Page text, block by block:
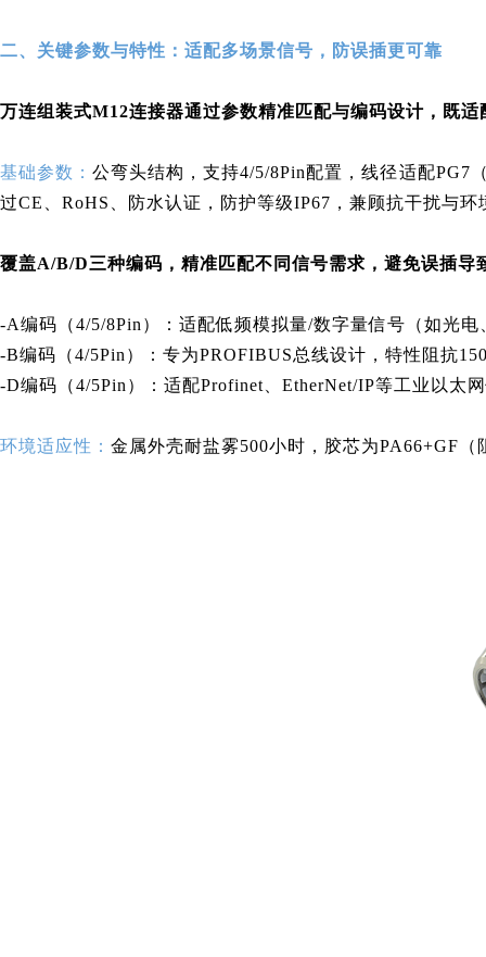
二、关键参数与特性：适配多场景信号，防误插更可靠
万连组装式M12连接器通过参数精准匹配与编码设计，既
基础参数：公弯头结构，支持4/5/8Pin配置，线径适配PG7
过CE、RoHS、防水认证，防护等级IP67，兼顾抗干扰与环
覆盖A/B/D三种编码，精准匹配不同信号需求，避免误插
-A编码（4/5/8Pin）：适配低频模拟量/数字量信号（如光
-B编码（4/5Pin）：专为PROFIBUS总线设计，特性阻抗
-D编码（4/5Pin）：适配Profinet、EtherNet/IP等工业以太
环境适应性： 金属外壳耐盐雾500小时，胶芯为PA66+GF